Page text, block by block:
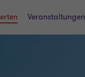
Veranstaltungen